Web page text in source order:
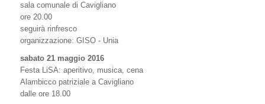
sala comunale di Cavigliano
ore 20.00
seguirà rinfresco
organizzazione: GISO - Unia
sabato 21 maggio 2016
Festa LiSA: aperitivo, musica, cena
Alambicco patriziale a Cavigliano
dalle ore 18.00